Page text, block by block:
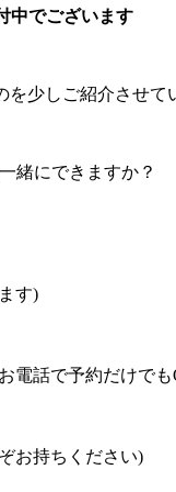
中でございます
少しご紹介させて
緒にできますか？
す)
電話で予約だけで
お持ちください)